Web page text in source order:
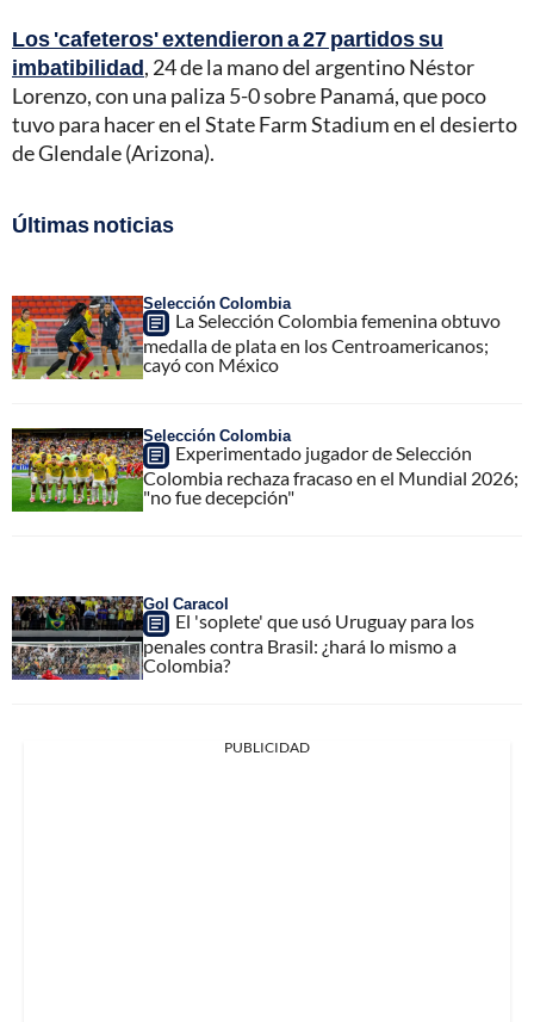
Los 'cafeteros' extendieron a 27 partidos su
imbatibilidad, 24 de la mano del argentino Néstor
Lorenzo, con una paliza 5-0 sobre Panamá, que poco
tuvo para hacer en el State Farm Stadium en el desierto
de Glendale (Arizona).
Últimas noticias
Selección Colombia
La Selección Colombia femenina obtuvo
medalla de plata en los Centroamericanos;
cayó con México
Selección Colombia
Experimentado jugador de Selección
Colombia rechaza fracaso en el Mundial 2026;
"no fue decepción"
Gol Caracol
El 'soplete' que usó Uruguay para los
penales contra Brasil: ¿hará lo mismo a
Colombia?
PUBLICIDAD